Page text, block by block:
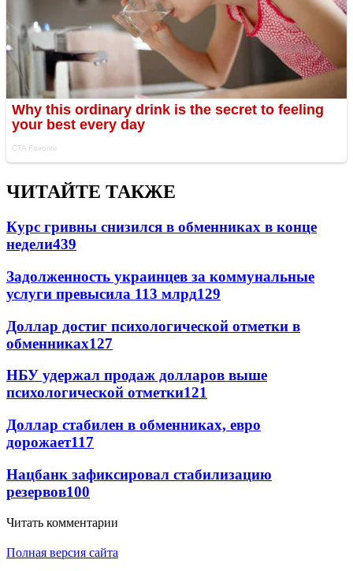
ЧИТАЙТЕ ТАКЖЕ
Курс гривны снизился в обменниках в конце
недели439
Задолженность украинцев за коммунальные
услуги превысила 113 млрд129
Доллар достиг психологической отметки в
обменниках127
НБУ удержал продаж долларов выше
психологической отметки121
Доллар стабилен в обменниках, евро
дорожает117
Нацбанк зафиксировал стабилизацию
резервов100
Читать комментарии
Полная версия сайта